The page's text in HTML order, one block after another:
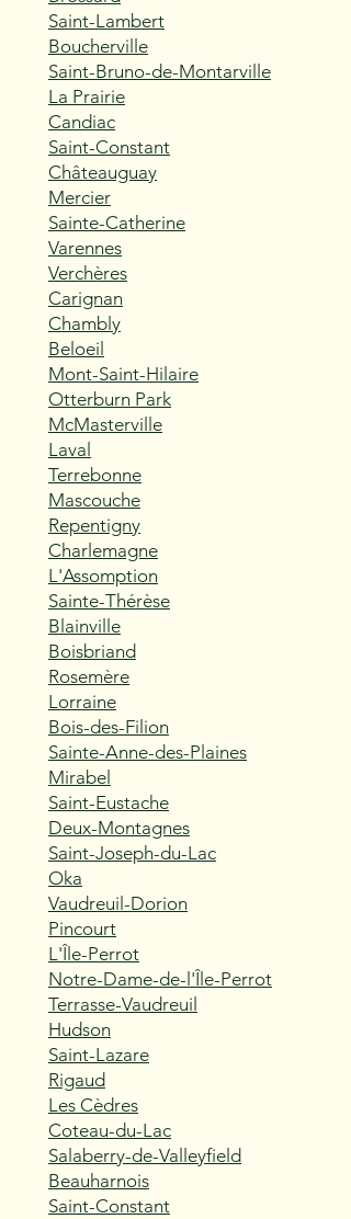
Saint-Lambert
Boucherville
Saint-Bruno-de-Montarville
La Prairie
Candiac
Saint-Constant
Châteauguay
Mercier
Sainte-Catherine
Varennes
Verchères
Carignan
Chambly
Beloeil
Mont-Saint-Hilaire
Otterburn Park
McMasterville
Laval
Terrebonne
Mascouche
Repentigny
Charlemagne
L'Assomption
Sainte-Thérèse
Blainville
Boisbriand
Rosemère
Lorraine
Bois-des-Filion
Sainte-Anne-des-Plaines
Mirabel
Saint-Eustache
Deux-Montagnes
Saint-Joseph-du-Lac
Oka
Vaudreuil-Dorion
Pincourt
L'Île-Perrot
Notre-Dame-de-l'Île-Perrot
Terrasse-Vaudreuil
Hudson
Saint-Lazare
Rigaud
Les Cèdres
Coteau-du-Lac
Salaberry-de-Valleyfield
Beauharnois
Saint-Constant